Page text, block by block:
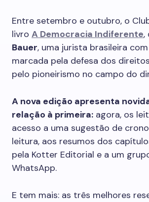
Entre setembro e outubro, o
livro A Democracia Indiferente,
Bauer, uma jurista brasileira
marcada pela defesa dos
pelo pioneirismo no campo do
A nova edição apresenta
relação à primeira: agora, os
acesso a uma sugestão de
leitura, aos resumos dos
pela Kotter Editorial e a um
WhatsApp.
E tem mais: as três melhores